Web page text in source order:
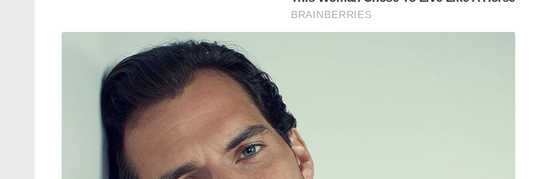
സുരക്ഷയിലും വിട്ടുവീഴ്ചയില്ലാത്ത മോദി സർക്കാരിന്റെ ഈ നീക്കം ആഗോള രാഷ്ട്രീയത്തിൽ
ഇന്ത്യയുടെ സ്വാധീനം ഒന്നുകൂടി ഉറപ്പിക്കുകയാണ്.
direct energy pipeline Hormuz dependence